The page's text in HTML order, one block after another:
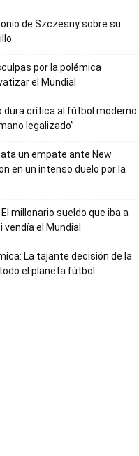
de Szczesny sobre su
por la polémica
el Mundial
dura crítica al fútbol moderno:
legalizado”
un empate ante New
en un intenso duelo por la
millonario sueldo que iba a
el Mundial
La tajante decisión de la
el planeta fútbol